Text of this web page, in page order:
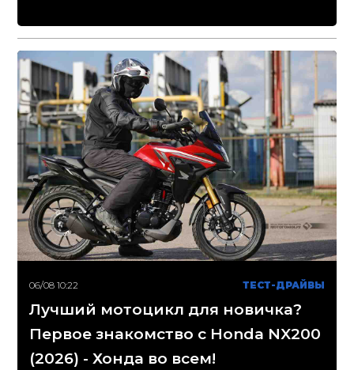
06/08 10:22 ТЕСТ-ДРАЙВЫ
Лучший мотоцикл для новичка?
Первое знакомство с Honda NX200
(2026) - Хонда во всем!